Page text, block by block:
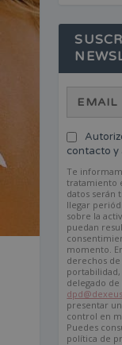
contacto y
Te
tratamiento
datos serán
llegar
sobre la
puedan
momento.
derechos
delegado
presentar
control en
Puedes
política de